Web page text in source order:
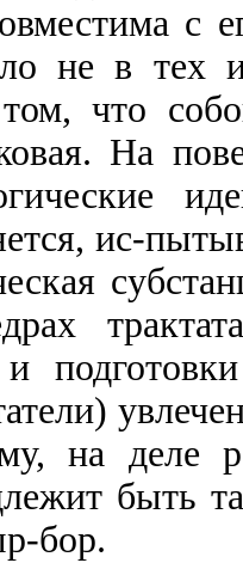
с
не в тех
что
На
ис-
на деле
быть
бор.